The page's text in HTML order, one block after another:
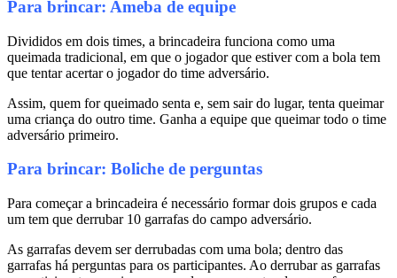
Para brincar: Ameba de equipe
Divididos em dois times, a brincadeira funciona como uma
queimada tradicional, em que o jogador que estiver com a bola tem
que tentar acertar o jogador do time adversário.
Assim, quem for queimado senta e, sem sair do lugar, tenta queimar
uma criança do outro time. Ganha a equipe que queimar todo o time
adversário primeiro.
Para brincar: Boliche de perguntas
Para começar a brincadeira é necessário formar dois grupos e cada
um tem que derrubar 10 garrafas do campo adversário.
As garrafas devem ser derrubadas com uma bola; dentro das
garrafas há perguntas para os participantes. Ao derrubar as garrafas